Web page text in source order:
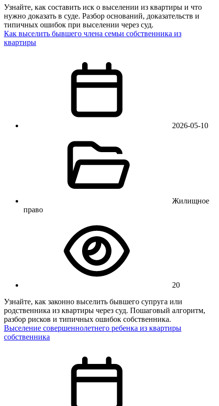
Узнайте, как составить иск о выселении из квартиры и что
нужно доказать в суде. Разбор оснований, доказательств и
типичных ошибок при выселении через суд.
Как выселить бывшего члена семьи собственника из
квартиры
2026-05-10
Жилищное
право
20
Узнайте, как законно выселить бывшего супруга или
родственника из квартиры через суд. Пошаговый алгоритм,
разбор рисков и типичных ошибок собственника.
Выселение совершеннолетнего ребенка из квартиры
собственника